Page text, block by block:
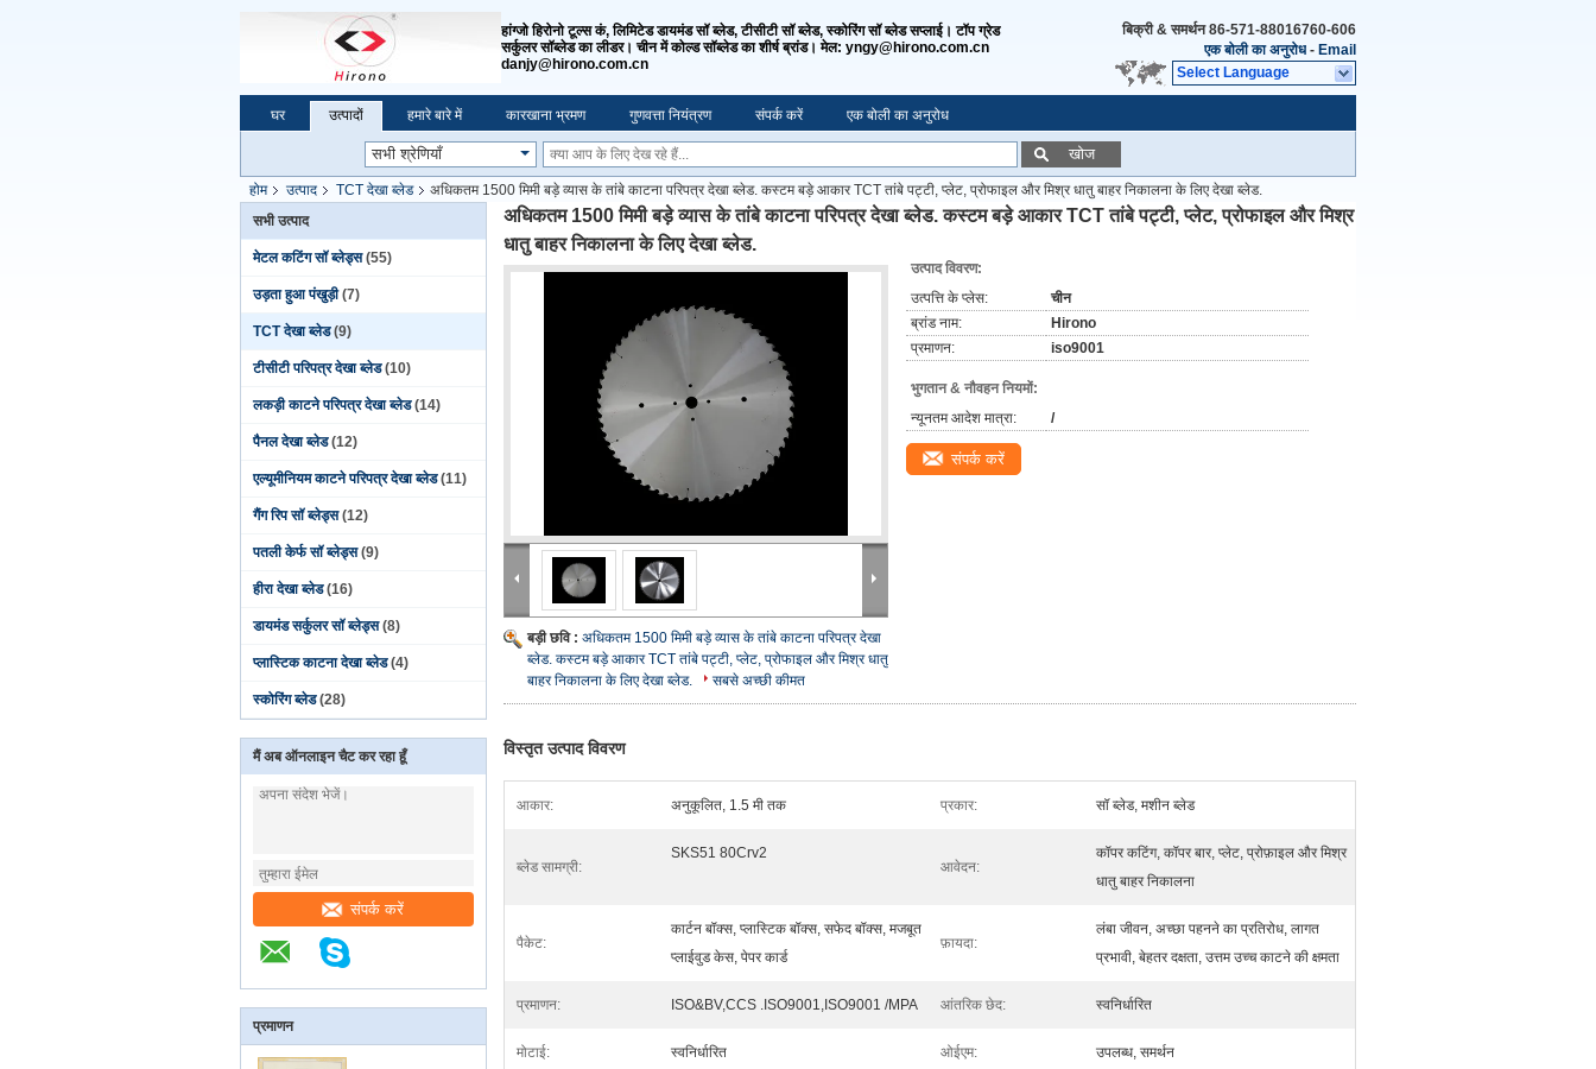
हांग्जो हिरोनो टूल्स कं, लिमिटेड डायमंड सॉ ब्लेड, टीसीटी सॉ ब्लेड, स्कोरिंग सॉ ब्लेड सप्लाई। टॉप ग्रेड
सर्कुलर सॉब्लेड का लीडर। चीन में कोल्ड सॉब्लेड का शीर्ष ब्रांड। मेल: yngy@hirono.com.cn
danjy@hirono.com.cn
बिक्री & समर्थन86-571-88016760-606
एक बोली का अनुरोध - Email
Select Language
घर उत्पादों हमारे बारे में कारखाना भ्रमण गुणवत्ता नियंत्रण संपर्क करें एक बोली का अनुरोध
खोज
होम उत्पाद TCT देखा ब्लेड
अधिकतम 1500 मिमी बड़े व्यास के तांबे काटना परिपत्र देखा ब्लेड. कस्टम बड़े आकार TCT तांबे पट्टी, प्लेट, प्रोफाइल और मिश्र धातु बाहर निकालना के लिए देखा ब्लेड.
सभी उत्पाद
मेटल कटिंग सॉ ब्लेड्स (55)
उड़ता हुआ पंखुड़ी (7)
TCT देखा ब्लेड (9)
टीसीटी परिपत्र देखा ब्लेड (10)
लकड़ी काटने परिपत्र देखा ब्लेड (14)
पैनल देखा ब्लेड (12)
एल्यूमीनियम काटने परिपत्र देखा ब्लेड (11)
गैंग रिप सॉ ब्लेड्स (12)
पतली केर्फ सॉ ब्लेड्स (9)
हीरा देखा ब्लेड (16)
डायमंड सर्कुलर सॉ ब्लेड्स (8)
प्लास्टिक काटना देखा ब्लेड (4)
स्कोरिंग ब्लेड (28)
मैं अब ऑनलाइन चैट कर रहा हूँ
संपर्क करें
प्रमाणन
अधिकतम 1500 मिमी बड़े व्यास के तांबे काटना परिपत्र देखा ब्लेड. कस्टम बड़े आकार TCT तांबे पट्टी, प्लेट, प्रोफाइल और मिश्र
धातु बाहर निकालना के लिए देखा ब्लेड.
बड़ी छवि : अधिकतम 1500 मिमी बड़े व्यास के तांबे काटना परिपत्र देखा
ब्लेड. कस्टम बड़े आकार TCT तांबे पट्टी, प्लेट, प्रोफाइल और मिश्र धातु
बाहर निकालना के लिए देखा ब्लेड.
सबसे अच्छी कीमत
उत्पाद विवरण:
उत्पत्ति के प्लेस:
चीन
ब्रांड नाम:
Hirono
प्रमाणन:
iso9001
भुगतान & नौवहन नियमों:
न्यूनतम आदेश मात्रा:
/
संपर्क करें
विस्तृत उत्पाद विवरण
आकार: अनुकूलित, 1.5 मी तक प्रकार: सॉ ब्लेड, मशीन ब्लेड
ब्लेड सामग्री:
SKS51 80Crv2
आवेदन:
कॉपर कटिंग, कॉपर बार, प्लेट, प्रोफ़ाइल और मिश्र
धातु बाहर निकालना
पैकेट:
कार्टन बॉक्स, प्लास्टिक बॉक्स, सफेद बॉक्स, मजबूत
प्लाईवुड केस, पेपर कार्ड
फ़ायदा:
लंबा जीवन, अच्छा पहनने का प्रतिरोध, लागत
प्रभावी, बेहतर दक्षता, उत्तम उच्च काटने की क्षमता
प्रमाणन: ISO&BV,CCS .ISO9001,ISO9001 /MPA आंतरिक छेद: स्वनिर्धारित
मोटाई: स्वनिर्धारित ओईएम: उपलब्ध, समर्थन